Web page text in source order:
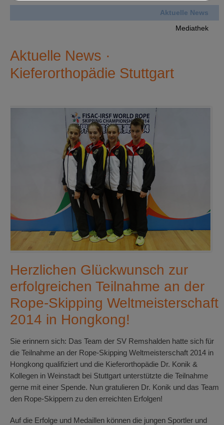
Aktuelle News
Mediathek
Aktuelle News ·
Kieferorthopädie Stuttgart
Herzlichen Glückwunsch zur
erfolgreichen Teilnahme an der
Rope-Skipping Weltmeisterschaft
2014 in Hongkong!
Sie erinnern sich: Das Team der SV Remshalden hatte sich für
die Teilnahme an der Rope-Skipping Weltmeisterschaft 2014 in
Hongkong qualifiziert und die Kieferorthopädie Dr. Konik &
Kollegen in Weinstadt bei Stuttgart unterstützte die Teilnahme
gerne mit einer Spende. Nun gratulieren Dr. Konik und das Team
den Rope-Skippern zu den erreichten Erfolgen!
Auf die Erfolge und Medaillen können die jungen Sportler und